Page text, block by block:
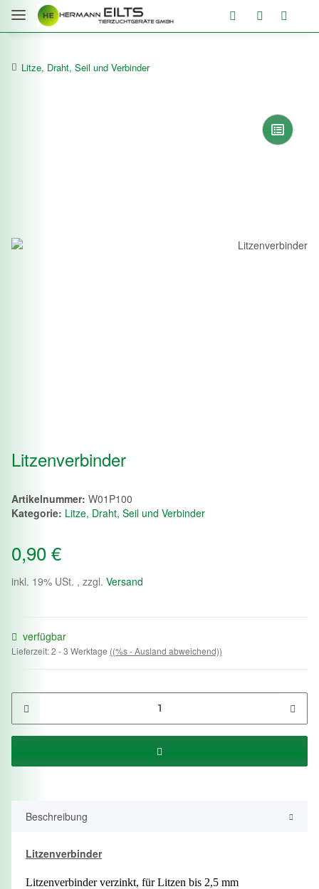
Litze, Draht, Seil und Verbinder
Litzenverbinder
Artikelnummer: W01P100
Kategorie: Litze, Draht, Seil und Verbinder
0,90 €
inkl. 19% USt. , zzgl. Versand
verfügbar
Lieferzeit:2 - 3 Werktage ((%s - Ausland abweichend))
Beschreibung
Litzenverbinder
Litzenverbinder verzinkt, für Litzen bis 2,5 mm